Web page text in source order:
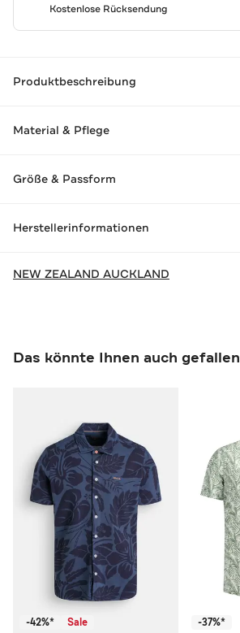
Kostenlose Rücksendung
Produktbeschreibung
Material & Pflege
Größe & Passform
Herstellerinformationen
NEW ZEALAND AUCKLAND
Das könnte Ihnen auch gefallen
-42%* Sale -37%*